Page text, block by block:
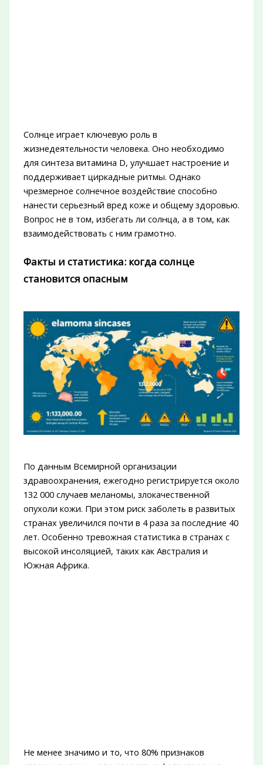
Солнце играет ключевую роль в
жизнедеятельности человека. Оно необходимо
для синтеза витамина D, улучшает настроение и
поддерживает циркадные ритмы. Однако
чрезмерное солнечное воздействие способно
нанести серьезный вред коже и общему здоровью.
Вопрос не в том, избегать ли солнца, а в том, как
взаимодействовать с ним грамотно.
Факты и статистика: когда солнце
становится опасным
По данным Всемирной организации
здравоохранения, ежегодно регистрируется около
132 000 случаев меланомы, злокачественной
опухоли кожи. При этом риск заболеть в развитых
странах увеличился почти в 4 раза за последние 40
лет. Особенно тревожная статистика в странах с
высокой инсоляцией, таких как Австралия и
Южная Африка.
Не менее значимо и то, что 80% признаков